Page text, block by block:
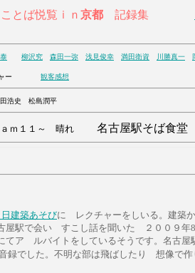
とば悦覧ｉｎ 京都 記録集
柳沢究 森田一弥 浅見俊幸 満田衛資 川勝真一
ャー 観客感想
史 松島潤平
ｍ１１～ 晴れ 名古屋駅そば食堂
建築あそびに レクチャーをしいる。建築
屋駅で会い すこし話を聞いた ２００９年8
てア ルバイトをしているそうです。名古屋
録でした。不明な部は飛ばしたり 想像で作